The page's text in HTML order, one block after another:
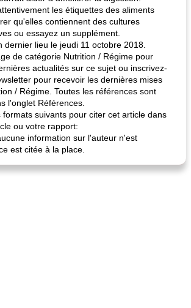
quinoa petit déjeuner méditerranéen
les étiquettes des aliments
qu'elles contiennent des cultures
ou essayez un supplément.
dernier lieu le jeudi 11 octobre 2018.
de catégorie Nutrition / Régime pour
actualités sur ce sujet ou inscrivez-
pour recevoir les dernières mises
/ Régime. Toutes les références sont
l'onglet Références.
formats suivants pour citer cet article dans
ou votre rapport:
information sur l'auteur n'est
est citée à la place.